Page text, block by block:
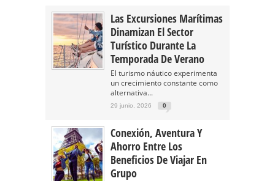
Las Excursiones Marítimas
Dinamizan El Sector
Turístico Durante La
Temporada De Verano
El turismo náutico experimenta
un crecimiento constante como
alternativa...
29 junio, 2026 0
Conexión, Aventura Y
Ahorro Entre Los
Beneficios De Viajar En
Grupo